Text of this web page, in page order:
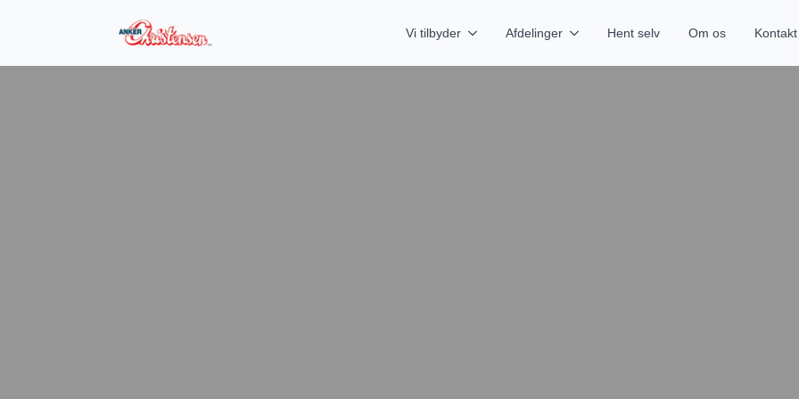
Vi tilbyder Afdelinger Hent selv Om os Kontakt